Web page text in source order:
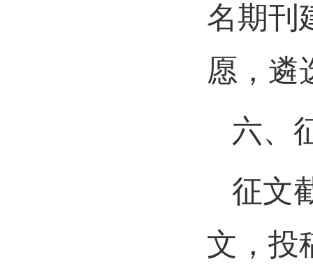
名期刊
愿，遴
六、
征文
文，投